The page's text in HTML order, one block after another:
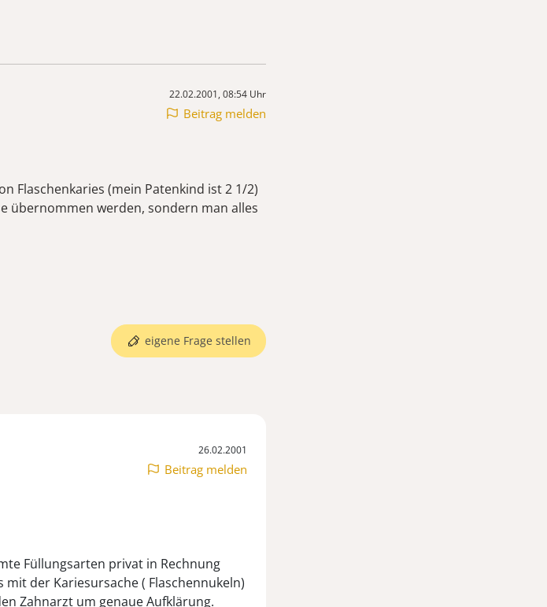
22.02.2001, 08:54 Uhr
Beitrag melden
Flaschenkaries (mein Patenkind ist 2 1/2)
übernommen werden, sondern man alles
eigene Frage stellen
26.02.2001
Beitrag melden
Füllungsarten privat in Rechnung
der Kariesursache ( Flaschennukeln)
Zahnarzt um genaue Aufklärung.